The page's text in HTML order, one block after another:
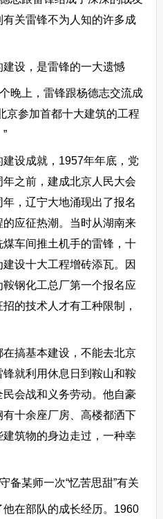
关雷锋不为人知的许多成
设，是雷锋的一大遗憾
上，雷锋跟杨德志交流成
京参加首都十大建筑的工程
设成就，1957年年底，党
之前，建成北京人民大会
，辽宁大地涌现出了报名
应征热潮。当时从湖南来
车间推土机手的雷锋，十
设十大工程增砖添瓦。因
钢化工总厂第一个报名应
的技术人才有工种限制，
搞基本建设，不能去北京
就利用休息日到鞍山和鞍
会战和义务劳动。他自豪
十余座厂房、高楼都洒下
筑物的身边走过，一种幸
某师一次“忆苦思甜”有关
在部队的成长经历。1960